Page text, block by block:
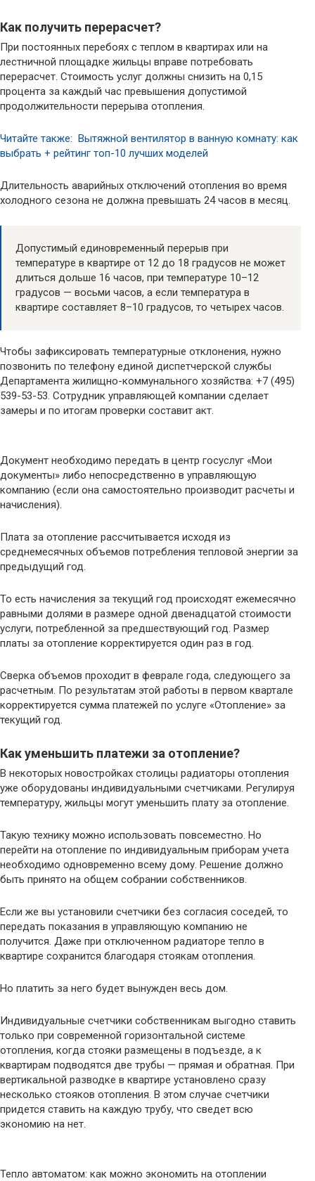
Как получить перерасчет?
При постоянных перебоях с теплом в квартирах или на
лестничной площадке жильцы вправе потребовать
перерасчет. Стоимость услуг должны снизить на 0,15
процента за каждый час превышения допустимой
продолжительности перерыва отопления.
Читайте также: Вытяжной вентилятор в ванную комнату: как
выбрать + рейтинг топ-10 лучших моделей
Длительность аварийных отключений отопления во время
холодного сезона не должна превышать 24 часов в месяц.
Допустимый единовременный перерыв при
температуре в квартире от 12 до 18 градусов не может
длиться дольше 16 часов, при температуре 10–12
градусов — восьми часов, а если температура в
квартире составляет 8–10 градусов, то четырех часов.
Чтобы зафиксировать температурные отклонения, нужно
позвонить по телефону единой диспетчерской службы
Департамента жилищно-коммунального хозяйства: +7 (495)
539-53-53. Сотрудник управляющей компании сделает
замеры и по итогам проверки составит акт.
Документ необходимо передать в центр госуслуг «Мои
документы» либо непосредственно в управляющую
компанию (если она самостоятельно производит расчеты и
начисления).
Плата за отопление рассчитывается исходя из
среднемесячных объемов потребления тепловой энергии за
предыдущий год.
То есть начисления за текущий год происходят ежемесячно
равными долями в размере одной двенадцатой стоимости
услуги, потребленной за предшествующий год. Размер
платы за отопление корректируется один раз в год.
Сверка объемов проходит в феврале года, следующего за
расчетным. По результатам этой работы в первом квартале
корректируется сумма платежей по услуге «Отопление» за
текущий год.
Как уменьшить платежи за отопление?
В некоторых новостройках столицы радиаторы отопления
уже оборудованы индивидуальными счетчиками. Регулируя
температуру, жильцы могут уменьшить плату за отопление.
Такую технику можно использовать повсеместно. Но
перейти на отопление по индивидуальным приборам учета
необходимо одновременно всему дому. Решение должно
быть принято на общем собрании собственников.
Если же вы установили счетчики без согласия соседей, то
передать показания в управляющую компанию не
получится. Даже при отключенном радиаторе тепло в
квартире сохранится благодаря стоякам отопления.
Но платить за него будет вынужден весь дом.
Индивидуальные счетчики собственникам выгодно ставить
только при современной горизонтальной системе
отопления, когда стояки размещены в подъезде, а к
квартирам подводятся две трубы — прямая и обратная. При
вертикальной разводке в квартире установлено сразу
несколько стояков отопления. В этом случае счетчики
придется ставить на каждую трубу, что сведет всю
экономию на нет.
Тепло автоматом: как можно экономить на отоплении